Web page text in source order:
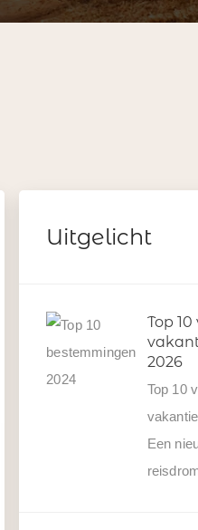
Uitgelicht
Top 10
2026
Top 10
Een